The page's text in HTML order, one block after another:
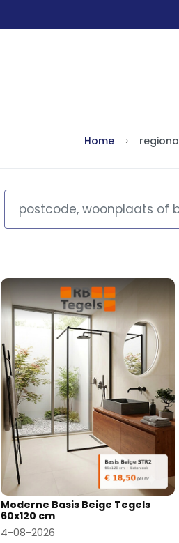
Home
Moderne Basis Beige Tegels
60x120 cm
4-08-2026